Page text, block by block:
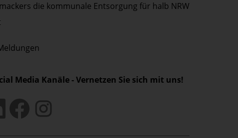
die kommunale Entsorgung für halb NRW
Media Kanäle - Vernetzen Sie sich mit uns!